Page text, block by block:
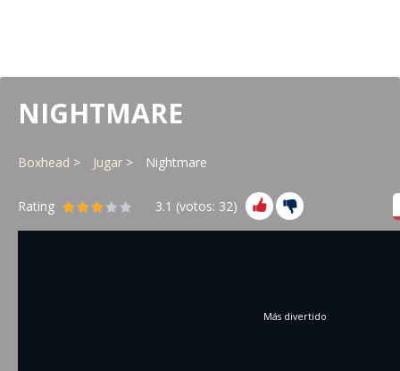
NIGHTMARE
Boxhead Jugar Nightmare
Rating 3.1 (votos: 32)
Más divertido